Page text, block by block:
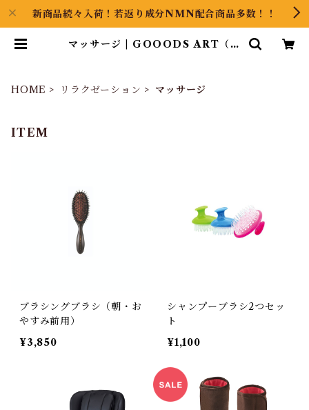
新商品続々入荷！若返り成分NMN配合商品多数！！
マッサージ | GOOODS ART（グ
HOME
リラクゼーション マッサージ
ITEM
ブラシングブラシ（朝・お
やすみ前用）
¥3,850
シャンプーブラシ2つセッ
ト
¥1,100